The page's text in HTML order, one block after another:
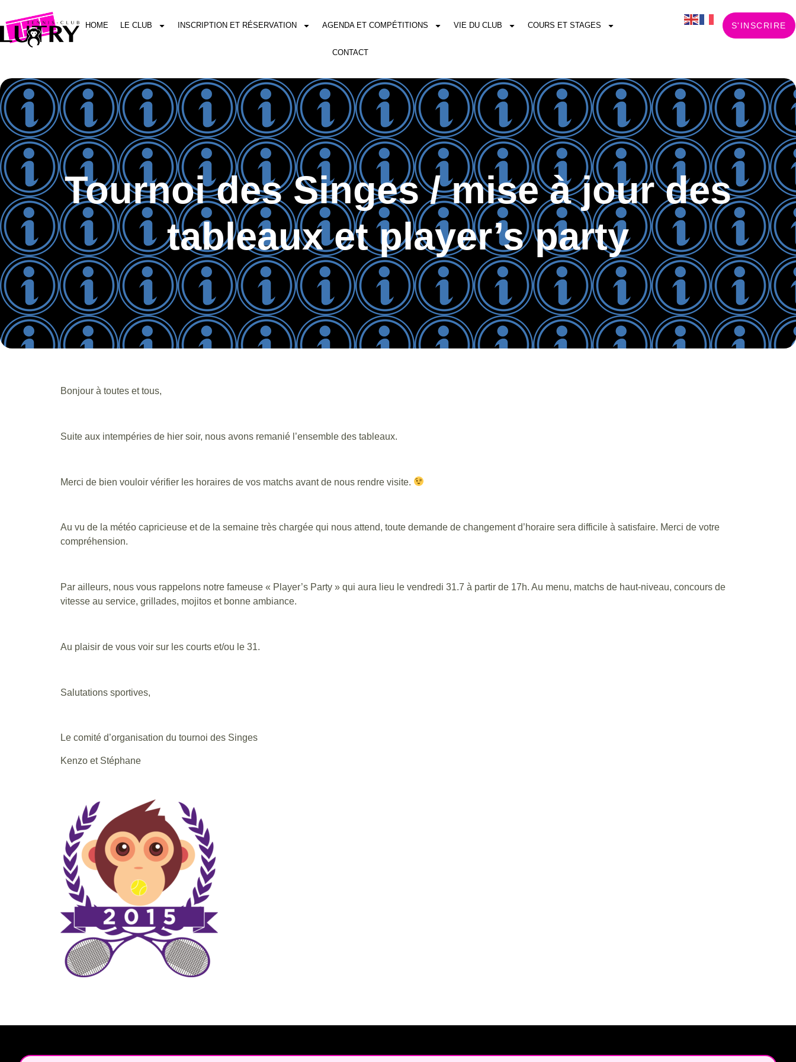
HOME LE CLUB INSCRIPTION ET RÉSERVATION AGENDA ET COMPÉTITIONS VIE DU CLUB COURS ET STAGES
CONTACT
S'INSCRIRE
Tournoi des Singes / mise à jour des
tableaux et player’s party
Bonjour à toutes et tous,
Suite aux intempéries de hier soir, nous avons remanié l’ensemble des tableaux.
Merci de bien vouloir vérifier les horaires de vos matchs avant de nous rendre visite.
Au vu de la météo capricieuse et de la semaine très chargée qui nous attend, toute demande de changement d’horaire sera difficile à satisfaire. Merci de votre
compréhension.
Par ailleurs, nous vous rappelons notre fameuse « Player’s Party » qui aura lieu le vendredi 31.7 à partir de 17h. Au menu, matchs de haut-niveau, concours de
vitesse au service, grillades, mojitos et bonne ambiance.
Au plaisir de vous voir sur les courts et/ou le 31.
Salutations sportives,
Le comité d’organisation du tournoi des Singes
Kenzo et Stéphane